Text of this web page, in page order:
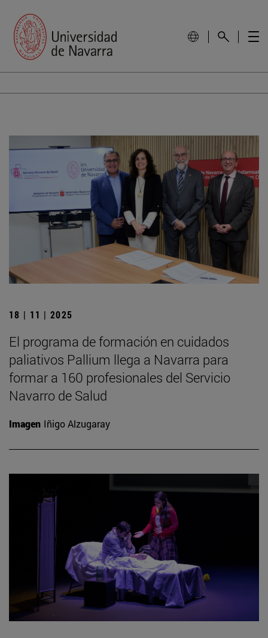
18 | 11 | 2025
El programa de formación en cuidados
paliativos Pallium llega a Navarra para
formar a 160 profesionales del Servicio
Navarro de Salud
Imagen Iñigo Alzugaray